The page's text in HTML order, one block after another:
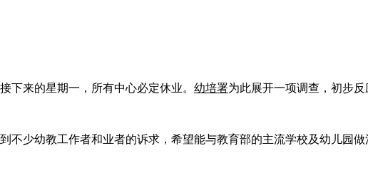
来的星期一，所有中心必定休业。 幼培署为此展开一项调查，初步
不少幼教工作者和业者的诉求，希望能与教育部的主流学校及幼儿园